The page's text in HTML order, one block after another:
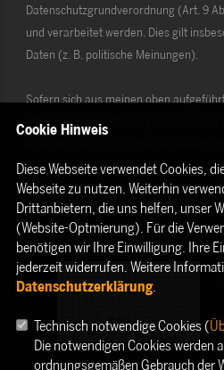
Datenschutzgrundverordnung (Art. 9
und verarbeitet werden. Dies gilt
Daten (z. B. politische Meinungen).
Sofern sich aus meinen oben
ethnische Herkunft, Religion, politische
Die Rechte als Betroffener aus der
habe ich gelesen und verstanden.
Cookie Hinweis
Diese Webseite verwendet Cookies,
Webseite zu nutzen. Weiterhin
Drittanbietern, die uns helfen, unser
(Website-Optmierung). Für die
benötigen wir Ihre Einwilligung. Ihre
jederzeit widerrufen. Weitere
Datenschutzerklärung.
Technisch notwendige Cookies (
Die notwendigen Cookies werden
ordnungsgemäßen Gebrauch der